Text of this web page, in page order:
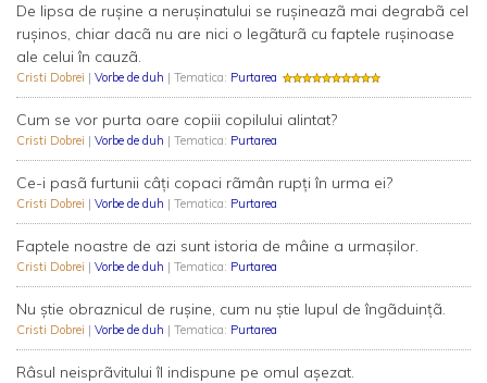
De lipsa de ruşine a neruşinatului se ruşineazã mai degrabã cel
ruşinos, chiar dacã nu are nici o legãturã cu faptele ruşinoase
ale celui în cauzã.
Cristi Dobrei | Vorbe de duh | Tematica: Purtarea
Cum se vor purta oare copiii copilului alintat?
Cristi Dobrei | Vorbe de duh | Tematica: Purtarea
Ce-i pasã furtunii câţi copaci rãmân rupţi în urma ei?
Cristi Dobrei | Vorbe de duh | Tematica: Purtarea
Faptele noastre de azi sunt istoria de mâine a urmaşilor.
Cristi Dobrei | Vorbe de duh | Tematica: Purtarea
Nu ştie obraznicul de ruşine, cum nu ştie lupul de îngãduinţã.
Cristi Dobrei | Vorbe de duh | Tematica: Purtarea
Râsul neisprãvitului îl indispune pe omul aşezat.